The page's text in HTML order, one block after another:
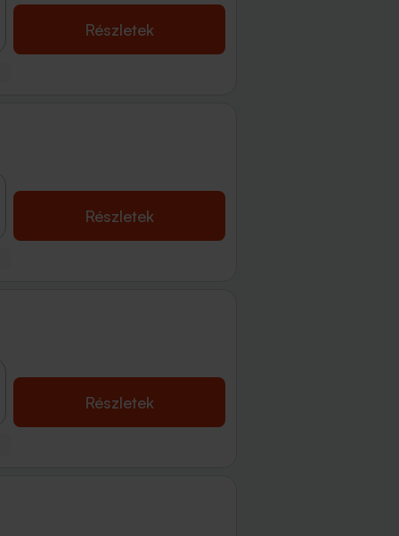
Részletek
Részletek
Részletek